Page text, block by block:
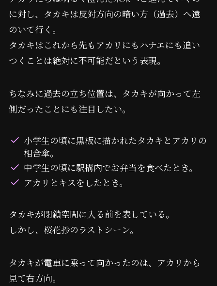
に対し、タカキは反対方向の暗い方（過去）へ遠
のいて行く。
タカキはこれから先もアカリにもハナエにも追い
つくことは絶対に不可能だという表現。
ちなみに過去の立ち位置は、タカキが向かって左
側だったことにも注目したい。
小学生の頃に黒板に描かれたタカキとアカリの
相合傘。
中学生の頃に駅構内でお弁当を食べたとき。
アカリとキスをしたとき。
タカキが閉鎖空間に入る前を表している。
しかし、桜花抄のラストシーン。
タカキが電車に乗って向かったのは、アカリから
見て右方向。